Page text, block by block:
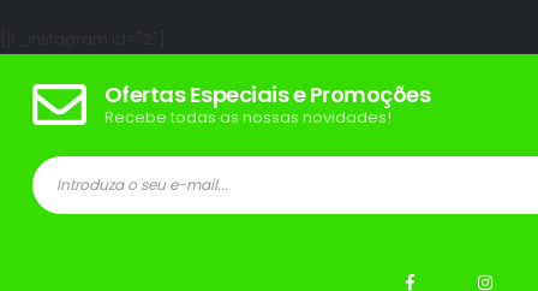
Ofertas Especiais e Promoções
Recebe todas as nossas novidades!